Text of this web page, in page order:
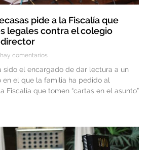
pide a la Fiscalía que
legales contra el colegio
director
comentarios
sido el encargado de dar lectura a un
en el que la familia ha pedido al
Fiscalía que tomen “cartas en el asunto”